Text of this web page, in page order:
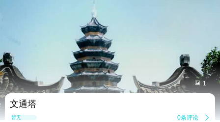
 1
文通塔
暂无点评 0条评论 